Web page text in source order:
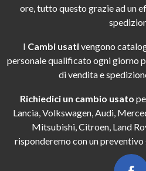
ore, tutto questo grazie ad un
I Cambi usativengono
personale qualificato ogni giorno
di vendita e
Richiedici un cambio usato
Lancia, Volkswagen, Audi,
Mitsubishi, Citroen, Land
risponderemo con un